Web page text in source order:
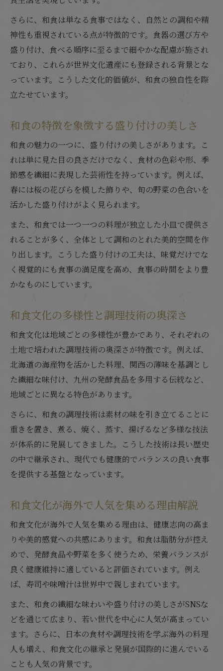
さらに、和食は単なる食事ではなく、自然との調和や精
神性も重視されている点が特徴的です。食器の選び方や
盛り付け、食べる順序に至るまで細やかな配慮が施され
ており、これらが世界文化遺産にも登録される背景とな
っています。こうした文化的価値が、和食の独自性を際
立たせています。
和食の特徴を象徴する盛り付けの美しさ
和食の魅力の一つに、盛り付けの美しさがあります。こ
れは単に見た目の良さだけでなく、食材の色彩や形、季
節感を繊細に表現した芸術性を持っています。例えば、
春には桜の花びらを模した飾りや、旬の野菜の色合いを
活かした盛り付けがよく見られます。
また、和食では一つ一つの料理が独立した小皿で提供さ
れることが多く、全体として調和のとれた美的空間を作
り出します。こうした盛り付けの工夫は、味覚だけでな
く視覚的にも食事の満足度を高め、食事の時間をより豊
かなものにしています。
和食文化の多様性と調理技術の奥深さ
和食文化は地域ごとの多様性が豊かであり、それぞれの
土地で培われた調理技術の奥深さが特徴です。例えば、
北海道の海産物を活かした料理、関西の薄味を基調とし
た繊細な味付け、九州の発酵食品を多用する伝統など、
地域ごとに異なる特色があります。
さらに、和食の調理技術は素材の味を引き立てることに
重きを置き、煮る、焼く、蒸す、揚げるなど多様な技法
が体系的に発展してきました。こうした技術は長い歴史
の中で継承され、現代でも健康的でバランスの良い食事
を提供する基盤となっています。
和食文化が海外で人気を集める理由解説
和食文化が海外で人気を集める理由は、健康志向の高ま
りや美的感覚への共感にあります。和食は脂肪分が控え
めで、発酵食品や野菜を多く使うため、栄養バランスが
良く健康維持に適していると評価されています。例え
ば、寿司や味噌汁は世界中で親しまれています。
また、和食の繊細な味わいや盛り付けの美しさがSNSな
どを通じて広まり、若い世代を中心に人気が高まってい
ます。さらに、日本の食材や調理技術を学ぶ海外の料理
人も増え、和食文化の継承と発展が国際的に進んでいる
ことも人気の背景です。